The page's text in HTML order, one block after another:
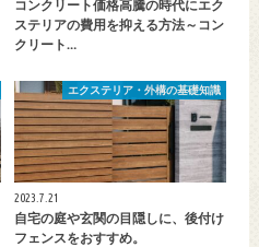
コンクリート価格高騰の時代にエク
ステリアの費用を抑える方法～コン
クリート…
エクステリア・外構の基礎知識
2023.7.21
自宅の庭や玄関の目隠しに、後付け
フェンスをおすすめ。